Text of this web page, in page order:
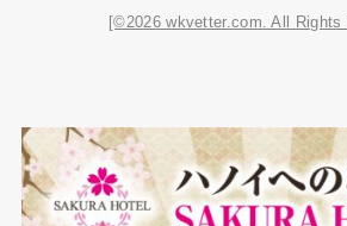
[©2026 wkvetter.com. All Rights